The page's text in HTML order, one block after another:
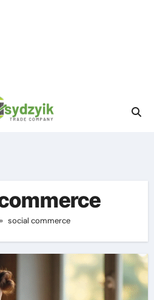
» social commerce